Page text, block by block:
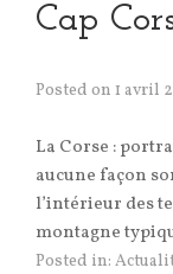
Cap
Posted on 1 avril
La Corse :
aucune façon
l’intérieur des
montagne
Posted in: